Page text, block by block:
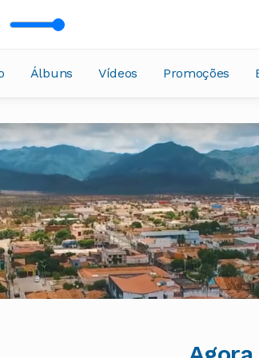
Álbuns Vídeos Promoções